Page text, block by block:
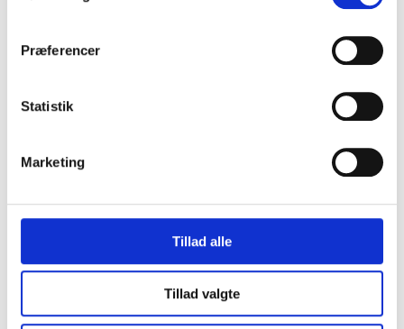
Præferencer
Statistik
Marketing
Tillad alle
Tillad valgte
Kastrup
Da'core grillforklæde i
165,00 kr.
2 stk. Forklæde med
69,60 kr. pr. stk.
4 13